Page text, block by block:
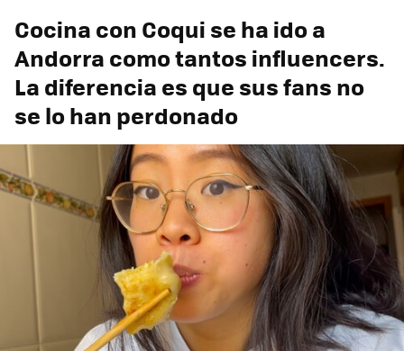
Cocina con Coqui se ha ido a
Andorra como tantos influencers.
La diferencia es que sus fans no
se lo han perdonado